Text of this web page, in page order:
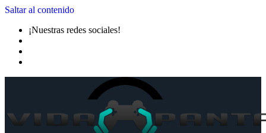
Saltar al contenido
¡Nuestras redes sociales!